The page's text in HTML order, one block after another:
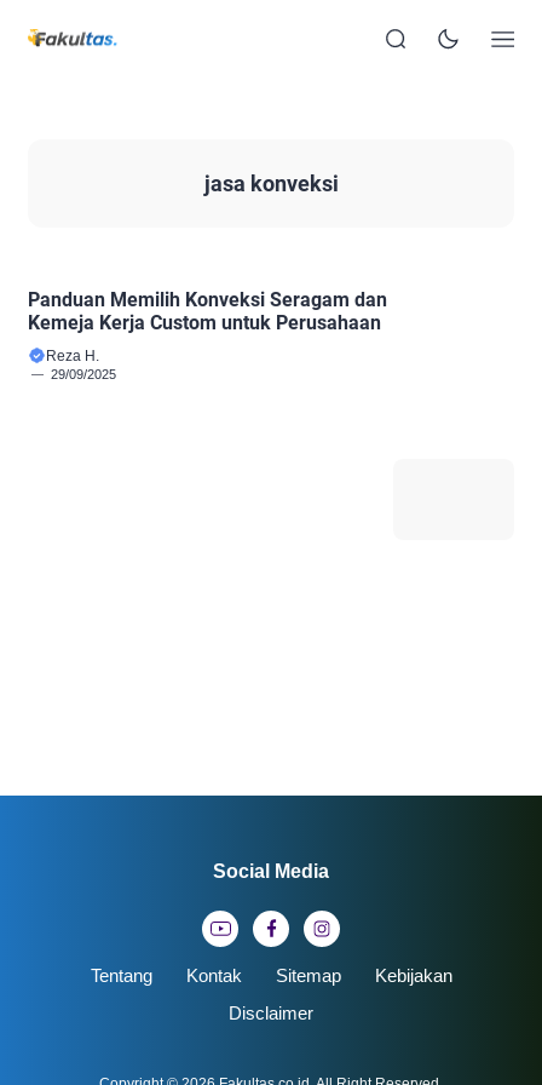
jasa konveksi
Panduan Memilih Konveksi Seragam dan
Kemeja Kerja Custom untuk Perusahaan
Reza H.
29/09/2025
Tentang Kontak Sitemap
Kebijakan
Disclaimer
Social Media